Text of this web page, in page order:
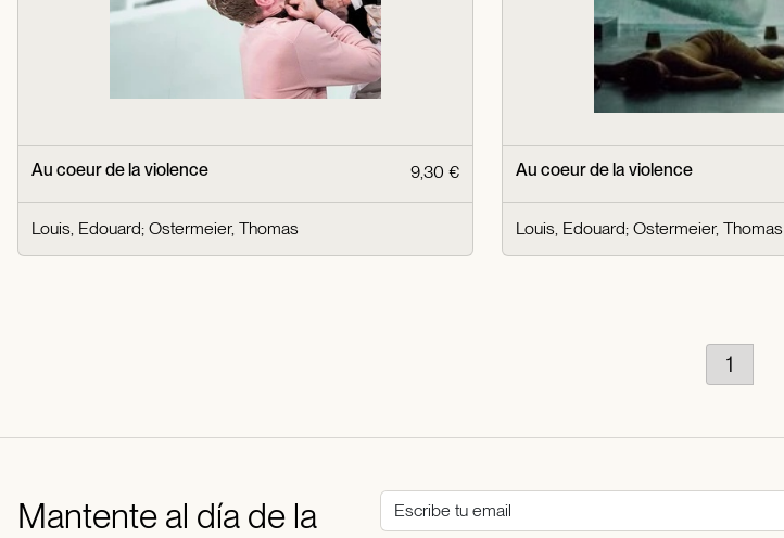
Au coeur de la violence 9,30 €
Louis, Edouard; Ostermeier, Thomas
Au coeur de la violence
Louis, Edouard;Ostermeier, Thomas
1
Mantente al día de la